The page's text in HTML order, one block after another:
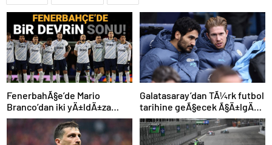
FenerbahÃ§e’de Mario
Branco’dan iki yÄ±ldÄ±za
veda mesajÄ±: “Gelecek
sezon yoksunuz”
Galatasaray’dan TÃ¼rk futbol
tarihine geÃ§ecek Ã§Ä±lgÄ±n
plan: Manchester City’den
Ã§ifte imza